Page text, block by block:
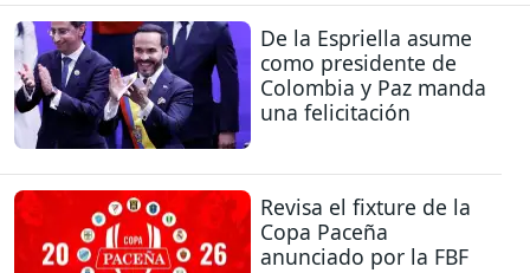
De la Espriella asume
como presidente de
Colombia y Paz manda
una felicitación
Revisa el fixture de la
Copa Paceña
anunciado por la FBF